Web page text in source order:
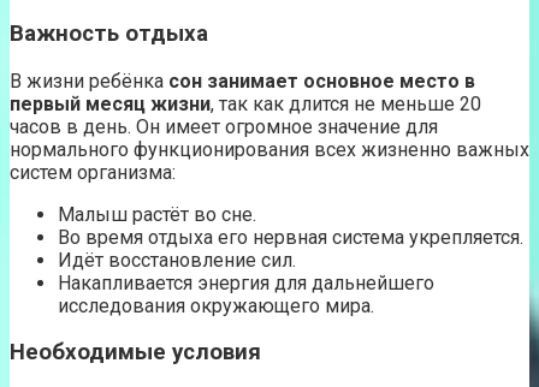
Важность отдыха
В жизни ребёнка сон занимает основное место в
первый месяц жизни, так как длится не меньше 20
часов в день. Он имеет огромное значение для
нормального функционирования всех жизненно важных
систем организма:
Малыш растёт во сне.
Во время отдыха его нервная система укрепляется.
Идёт восстановление сил.
Накапливается энергия для дальнейшего
исследования окружающего мира.
Необходимые условия